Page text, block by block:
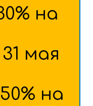
на
мая
на